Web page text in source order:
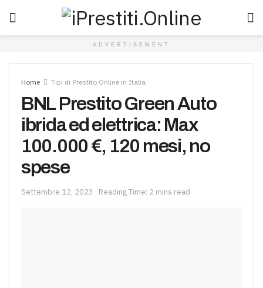
ADVERTISEMENT
Home Tipi di Prestito Online in Italia
BNL Prestito Green Auto
ibrida ed elettrica: Max
100.000 €, 120 mesi, no
spese
Settembre 12, 2023 Reading Time: 2 mins read